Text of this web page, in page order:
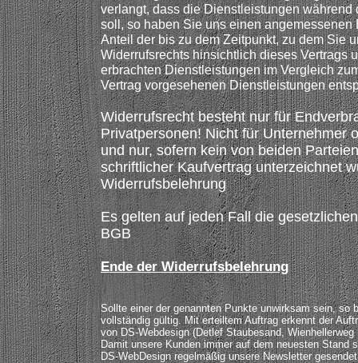
verlangt, dass die Dienstleistungen während
soll, so haben Sie uns einen angemessenen
Anteil der bis zu dem Zeitpunkt, zu dem Sie
Widerrufsrechts hinsichtlich dieses Vertrags
erbrachten Dienstleistungen im Vergleich
Vertrag vorgesehenen Dienstleistungen
Widerrufsrecht besteht nur für
Privatpersonen! Nicht für Unternehmer
und nur, sofern kein von beiden
schriftlicher Kaufvertrag unterzeichnet
Widerrufsbelehrung
Es gelten auf jeden Fall die
BGB
Ende der Widerrufsbelehrung
Sollte einer der genannten Punkte unwirksam sein, so
vollständig gültig. Mit erteiltem Auftrag erkennt der
von DS-Webdesign (Detlef Staubesand, Wienhellerweg
Damit unsere Kunden immer auf dem neuesten Stand
DS-WebDesign regelmäßig unsere Newsletter